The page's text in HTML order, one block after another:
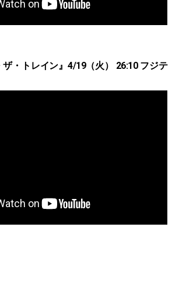
ザ・トレイン』4/19（火） 26:10 フジテ